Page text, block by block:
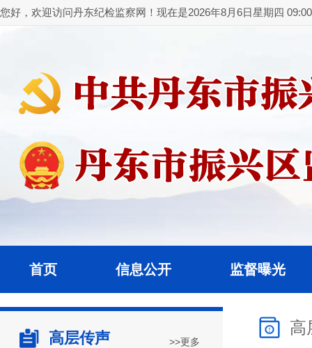
您好，欢迎访问丹东纪检监察网！现在是2026年8月6日星期四
首页 信息公开 监督曝光
高层传声 >>更多
高